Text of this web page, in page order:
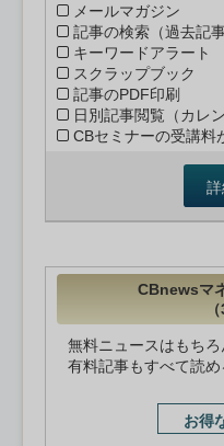
メールマガジン
記事の検索（過去記事
キーワードアラート
スクラップブック
記事のPDF印刷
日別記事閲覧（カレ
CBセミナーの受講料
CBnewsマ
無料ニュースはもち
有料記事もすべて読め
お得